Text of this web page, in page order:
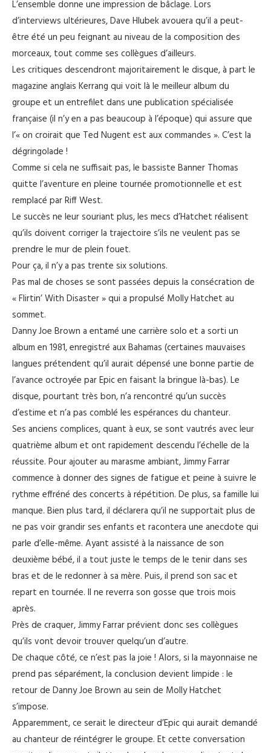
L’ensemble donne une impression de bâclage. Lors
d’interviews ultérieures, Dave Hlubek avouera qu’il a peut-
être été un peu feignant au niveau de la composition des
morceaux, tout comme ses collègues d’ailleurs.
Les critiques descendront majoritairement le disque, à part le
magazine anglais Kerrang qui voit là le meilleur album du
groupe et un entrefilet dans une publication spécialisée
française (il n’y en a pas beaucoup à l’époque) qui assure que
l’« on croirait que Ted Nugent est aux commandes ». C’est la
dégringolade !
Comme si cela ne suffisait pas, le bassiste Banner Thomas
quitte l’aventure en pleine tournée promotionnelle et est
remplacé par Riff West.
Le succès ne leur souriant plus, les mecs d’Hatchet réalisent
qu’ils doivent corriger la trajectoire s’ils ne veulent pas se
prendre le mur de plein fouet.
Pour ça, il n’y a pas trente six solutions.
Pas mal de choses se sont passées depuis la consécration de
« Flirtin’ With Disaster » qui a propulsé Molly Hatchet au
sommet.
Danny Joe Brown a entamé une carrière solo et a sorti un
album en 1981, enregistré aux Bahamas (certaines mauvaises
langues prétendent qu’il aurait dépensé une bonne partie de
l’avance octroyée par Epic en faisant la bringue là-bas). Le
disque, pourtant très bon, n’a rencontré qu’un succès
d’estime et n’a pas comblé les espérances du chanteur.
Ses anciens complices, quant à eux, se sont vautrés avec leur
quatrième album et ont rapidement descendu l’échelle de la
réussite. Pour ajouter au marasme ambiant, Jimmy Farrar
commence à donner des signes de fatigue et peine à suivre le
rythme effréné des concerts à répétition. De plus, sa famille lui
manque. Bien plus tard, il déclarera qu’il ne supportait plus de
ne pas voir grandir ses enfants et racontera une anecdote qui
parle d’elle-même. Ayant assisté à la naissance de son
deuxième bébé, il a tout juste le temps de le tenir dans ses
bras et de le redonner à sa mère. Puis, il prend son sac et
repart en tournée. Il ne reverra son gosse que trois mois
après.
Près de craquer, Jimmy Farrar prévient donc ses collègues
qu’ils vont devoir trouver quelqu’un d’autre.
De chaque côté, ce n’est pas la joie ! Alors, si la mayonnaise ne
prend pas séparément, la conclusion devient limpide : le
retour de Danny Joe Brown au sein de Molly Hatchet
s’impose.
Apparemment, ce serait le directeur d’Epic qui aurait demandé
au chanteur de réintégrer le groupe. Et cette conversation